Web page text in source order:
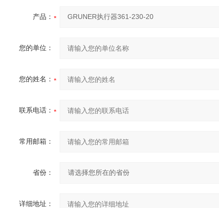
产品：
您的单位：
您的姓名：
联系电话：
常用邮箱：
省份：
详细地址：